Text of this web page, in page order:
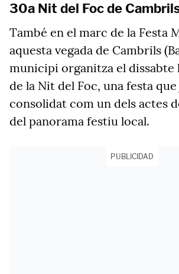
30a Nit del Foc de
També en el marc de la Festa
aquesta vegada de Cambrils
municipi organitza el dissabte
de la Nit del Foc, una festa que
consolidat com un dels actes
del panorama festiu local.
PUBLICIDAD